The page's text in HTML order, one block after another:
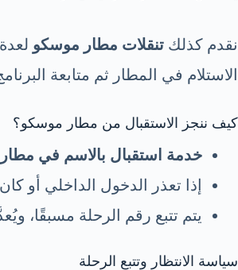
نقدم كذلك تنقلات مطار موسكو
الاستلام في المطار ثم متابعة
كيف ننجز الاستقبال من مطار موسكو؟
خدمة استقبال بالاسم في
إذا تعذر الدخول الداخلي أو
يتم تتبع رقم الرحلة مسبقًا،
سياسة الانتظار وتتبع الرحلة